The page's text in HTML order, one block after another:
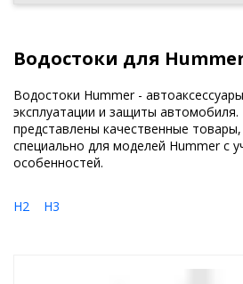
Водостоки для
Водостоки Hummer -
эксплуатации и защиты автомобиля.
представлены качественные
специально для моделей Hummer с
особенностей.
H2 H3